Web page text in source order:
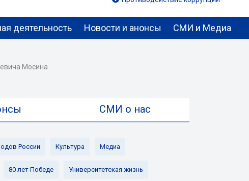
деятельность Новости и анонсы СМИ и Медиа
Мосина
СМИ о нас
России Культура Медиа
80 лет Победе Университетская жизнь